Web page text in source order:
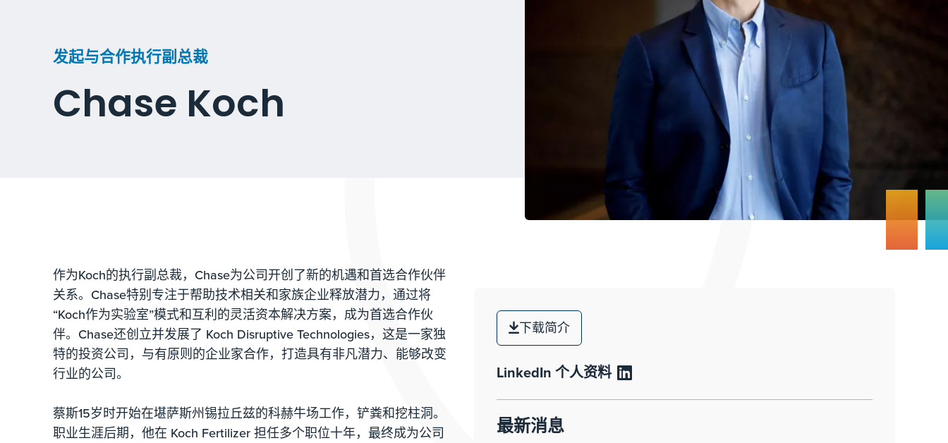
发起与合作执行副总裁
Chase Koch
作为Koch的执行副总裁，Chase为公司开创了新的机遇和首选合作伙伴
关系。Chase特别专注于帮助技术相关和家族企业释放潜力，通过将
“Koch作为实验室”模式和互利的灵活资本解决方案，成为首选合作伙
伴。Chase还创立并发展了 Koch Disruptive Technologies，这是一家独
特的投资公司，与有原则的企业家合作，打造具有非凡潜力、能够改变
行业的公司。
蔡斯15岁时开始在堪萨斯州锡拉丘兹的科赫牛场工作，铲粪和挖柱洞。
职业生涯后期，他在 Koch Fertilizer 担任多个职位十年，最终成为公司
下载简介
LinkedIn 个人资料
最新消息